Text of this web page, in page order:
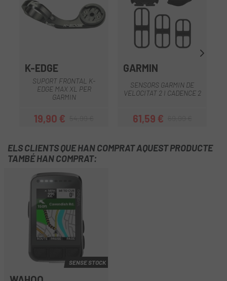
K-EDGE
SUPORT FRONTAL K-
EDGE MAX XL PER
GARMIN
Preu
19,90 €Preu regular
GARMIN
SENSORS GARMIN DE
VELOCITAT 2 I CADENCE 2
Preu
61,59 €Preu regular
ELS CLIENTS QUE HAN COMPRAT AQUEST PRODUCTE
TAMBÉ HAN COMPRAT:
SENSE STOCK